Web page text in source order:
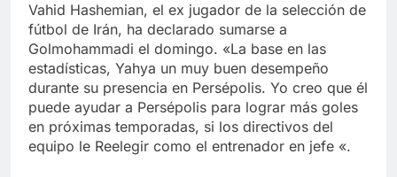
Vahid Hashemian, el ex jugador de la selección de
fútbol de Irán, ha declarado sumarse a
Golmohammadi el domingo. «La base en las
estadísticas, Yahya un muy buen desempeño
durante su presencia en Persépolis. Yo creo que él
puede ayudar a Persépolis para lograr más goles
en próximas temporadas, si los directivos del
equipo le Reelegir como el entrenador en jefe «.